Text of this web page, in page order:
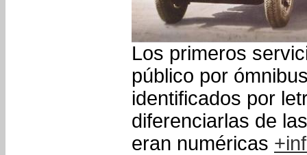
Los primeros
público por
identificados por
diferenciarlas de
eran numéricas